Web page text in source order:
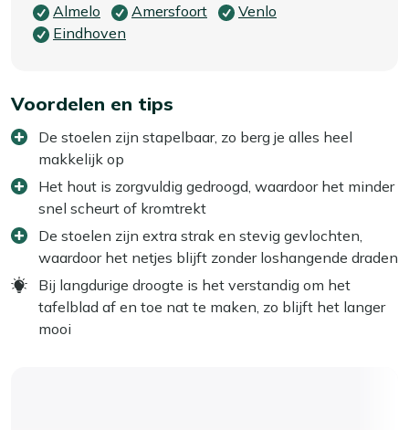
Almelo Amersfoort
Venlo
Eindhoven
Voordelen en tips
De stoelen zijn stapelbaar, zo berg je alles heel
makkelijk op
Het hout is zorgvuldig gedroogd, waardoor het minder
snel scheurt of kromtrekt
De stoelen zijn extra strak en stevig gevlochten,
waardoor het netjes blijft zonder loshangende draden
Bij langdurige droogte is het verstandig om het
tafelblad af en toe nat te maken, zo blijft het langer
mooi